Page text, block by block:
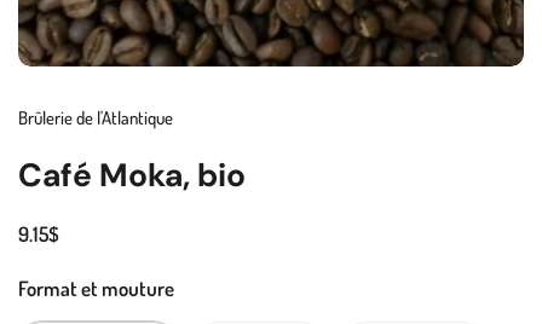
Brûlerie de l'Atlantique
Café Moka, bio
9.15$
Format et mouture